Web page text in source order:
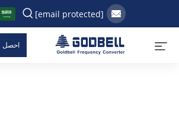
[email protected]
احصل